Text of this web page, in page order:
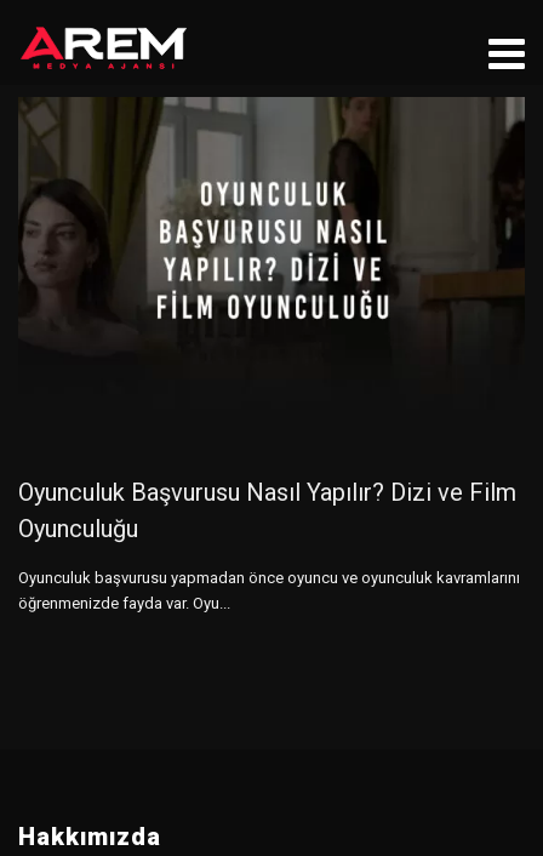
Oyunculuk Başvurusu Nasıl Yapılır? Dizi ve Film
Oyunculuğu
Oyunculuk başvurusu yapmadan önce oyuncu ve oyunculuk kavramlarını
öğrenmenizde fayda var. Oyu...
Hakkımızda